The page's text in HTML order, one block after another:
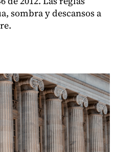
sombra y descansos a